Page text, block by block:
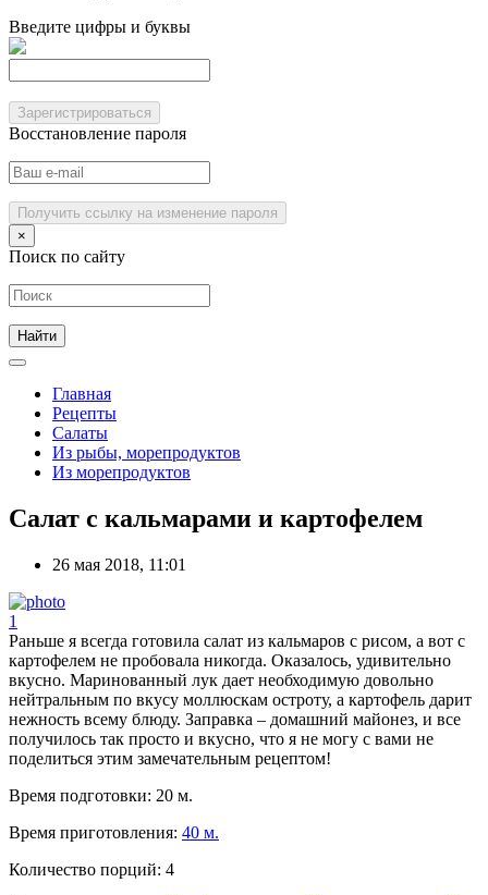
Введите цифры и буквы
Зарегистрироваться
Восстановление пароля
Получить ссылку на изменение пароля
×
Поиск по сайту
Главная
Рецепты
Салаты
Из рыбы, морепродуктов
Из морепродуктов
Салат с кальмарами и картофелем
26 мая 2018, 11:01
1
Раньше я всегда готовила салат из кальмаров с рисом, а вот с
картофелем не пробовала никогда. Оказалось, удивительно
вкусно. Маринованный лук дает необходимую довольно
нейтральным по вкусу моллюскам остроту, а картофель дарит
нежность всему блюду. Заправка – домашний майонез, и все
получилось так просто и вкусно, что я не могу с вами не
поделиться этим замечательным рецептом!
Время подготовки: 20 м.
Время приготовления: 40 м.
Количество порций: 4